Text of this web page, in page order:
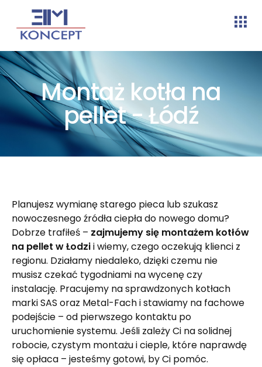
Montaż kotła na
pellet - Łódź
Planujesz wymianę starego pieca lub szukasz
nowoczesnego źródła ciepła do nowego domu?
Dobrze trafiłeś – zajmujemy się montażem kotłów
na pellet w Łodzii wiemy, czego oczekują klienci z
regionu. Działamy niedaleko, dzięki czemu nie
musisz czekać tygodniami na wycenę czy
instalację. Pracujemy na sprawdzonych kotłach
marki SAS oraz Metal-Fach i stawiamy na fachowe
podejście – od pierwszego kontaktu po
uruchomienie systemu. Jeśli zależy Ci na solidnej
robocie, czystym montażu i cieple, które naprawdę
się opłaca – jesteśmy gotowi, by Ci pomóc.